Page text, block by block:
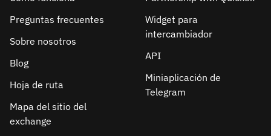
Preguntas frecuentes
Sobre nosotros
Blog
Hoja de ruta
Mapa del sitio del
exchange
Widget para
intercambiador
API
Miniaplicación de
Telegram